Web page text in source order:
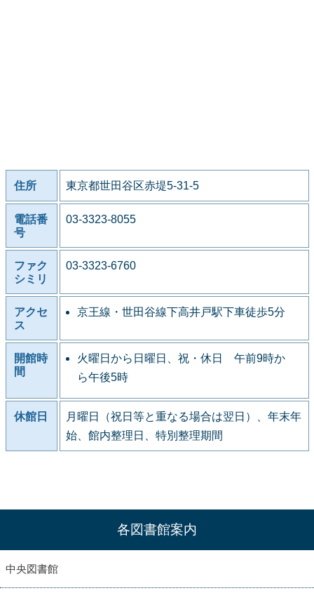
住所 東京都世田谷区赤堤5-31-5
電話番
号
03-3323-8055
ファク
シミリ
03-3323-6760
アクセ
ス
京王線・世田谷線下高井戸駅下車徒歩5分
開館時
間
火曜日から日曜日、祝・休日 午前9時か
ら午後5時
休館日
月曜日（祝日等と重なる場合は翌日）、年末年
始、館内整理日、特別整理期間
各図書館案内
中央図書館